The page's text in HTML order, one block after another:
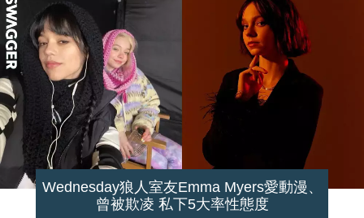
Wednesday狼人室友Emma Myers愛動漫、
曾被欺凌 私下5大率性態度